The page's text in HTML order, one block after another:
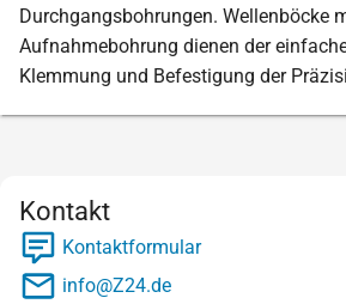
Durchgangsbohrungen. Wellenböcke
Aufnahmebohrung dienen der
Klemmung und Befestigung der
Kontakt
Kontaktformular
info@Z24.de